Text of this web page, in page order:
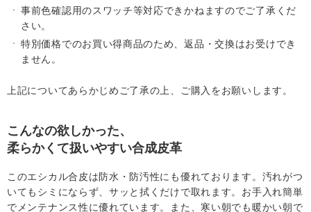
P
へ
る
事前色確認用のスワッチ等対応できかねますのでご了承くだ
さい。
特別価格でのお買い得商品のため、返品・交換はお受けでき
ません。
上記についてあらかじめご了承の上、ご購入をお願いします。
こんなの欲しかった、
柔らかくて扱いやすい合成皮革
このエシカル合皮は防水・防汚性にも優れております。汚れがつ
いてもシミにならず、サッと拭くだけで取れます。お手入れ簡単
でメンテナンス性に優れています。また、寒い朝でも暖かい朝で